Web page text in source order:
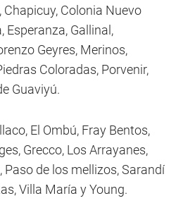
Colonia Nuevo
Esperanza, Gallinal,
Geyres, Merinos,
Coloradas, Porvenir,
Guaviyú.
El Ombú, Fray Bentos,
Grecco, Los Arrayanes,
Paso de los mellizos, Sarandí
Villa María y Young.